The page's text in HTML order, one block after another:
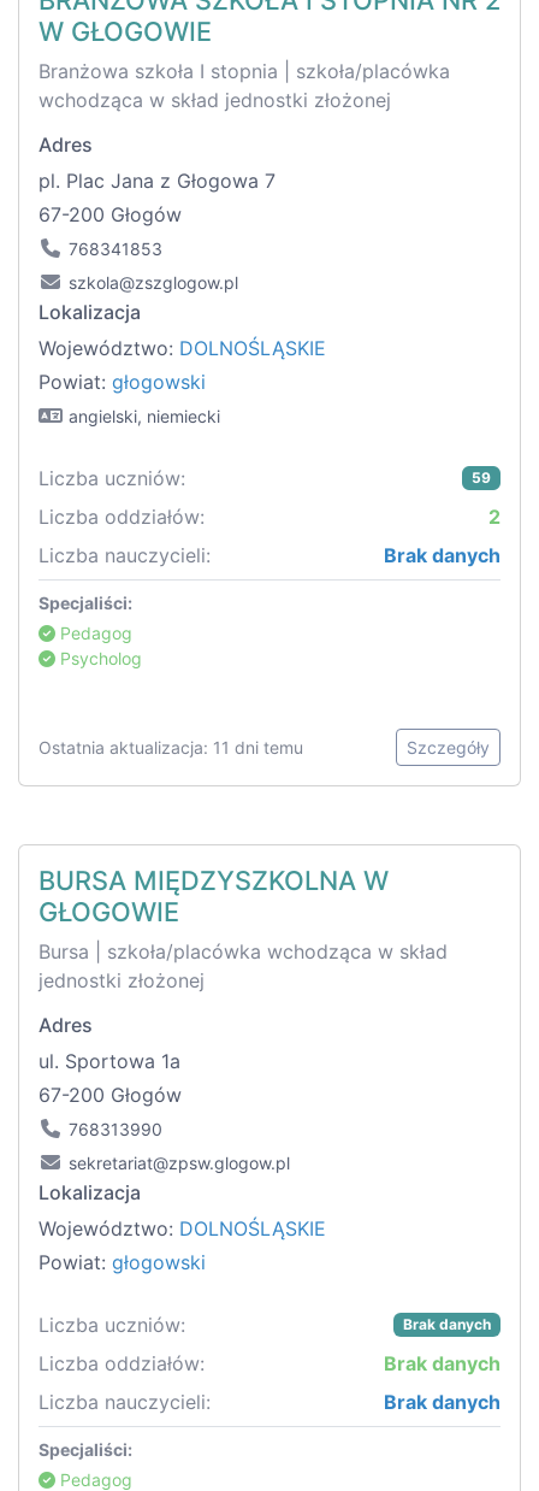
W GŁOGOWIE
Branżowa szkoła I stopnia | szkoła/placówka
wchodząca w skład jednostki złożonej
Adres
pl. Plac Jana z Głogowa 7
67-200 Głogów
768341853
szkola@zszglogow.pl
Lokalizacja
Województwo: DOLNOŚLĄSKIE
Powiat: głogowski
angielski, niemiecki
Liczba uczniów: 59
Liczba oddziałów:
2
Liczba nauczycieli:
Brak danych
Specjaliści:
Pedagog
Psycholog
Ostatnia aktualizacja: 11 dni temu Szczegóły
BURSA MIĘDZYSZKOLNA W
GŁOGOWIE
Bursa | szkoła/placówka wchodząca w skład
jednostki złożonej
Adres
ul. Sportowa 1a
67-200 Głogów
768313990
sekretariat@zpsw.glogow.pl
Lokalizacja
Województwo: DOLNOŚLĄSKIE
Powiat: głogowski
Liczba uczniów: Brak danych
Liczba oddziałów:
Brak danych
Liczba nauczycieli:
Brak danych
Specjaliści:
Pedagog